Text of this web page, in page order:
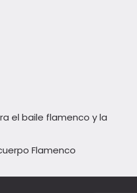
el baile flamenco y la
Flamenco